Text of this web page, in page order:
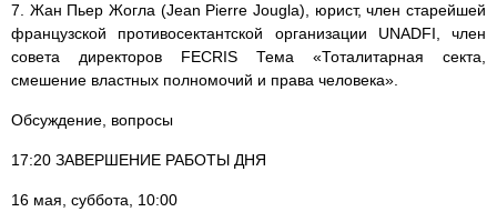
7. Жан Пьер Жогла (Jean Pierre Jougla), юрист, член старейшей
французской противосектантской организации UNADFI, член
совета директоров FECRIS Тема «Тоталитарная секта,
смешение властных полномочий и права человека».
Обсуждение, вопросы
17:20 ЗАВЕРШЕНИЕ РАБОТЫ ДНЯ
16 мая, суббота, 10:00